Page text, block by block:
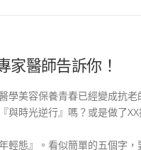
家醫師告訴你！
學美容保養青春已經變成抗老
與時光逆行』嗎？或是做了
輕態』。看似簡單的五個字，